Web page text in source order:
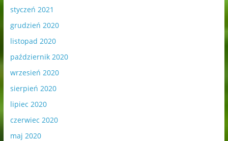
styczeń 2021
grudzień 2020
listopad 2020
październik 2020
wrzesień 2020
sierpień 2020
lipiec 2020
czerwiec 2020
maj 2020